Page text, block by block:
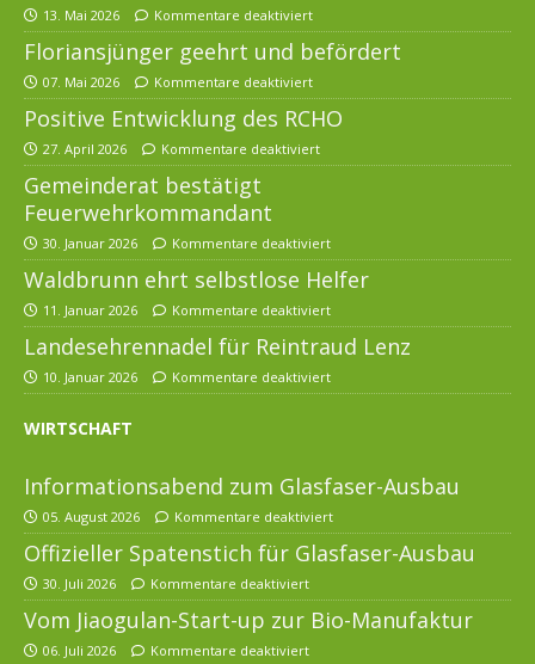
13. Mai 2026 Kommentare deaktiviert
Floriansjünger geehrt und befördert
07. Mai 2026 Kommentare deaktiviert
Positive Entwicklung des RCHO
27. April 2026 Kommentare deaktiviert
Gemeinderat bestätigt
Feuerwehrkommandant
30. Januar 2026 Kommentare deaktiviert
Waldbrunn ehrt selbstlose Helfer
11. Januar 2026 Kommentare deaktiviert
Landesehrennadel für Reintraud Lenz
10. Januar 2026 Kommentare deaktiviert
WIRTSCHAFT
Informationsabend zum Glasfaser-Ausbau
05. August 2026 Kommentare deaktiviert
Offizieller Spatenstich für Glasfaser-Ausbau
30. Juli 2026 Kommentare deaktiviert
Vom Jiaogulan-Start-up zur Bio-Manufaktur
06. Juli 2026 Kommentare deaktiviert